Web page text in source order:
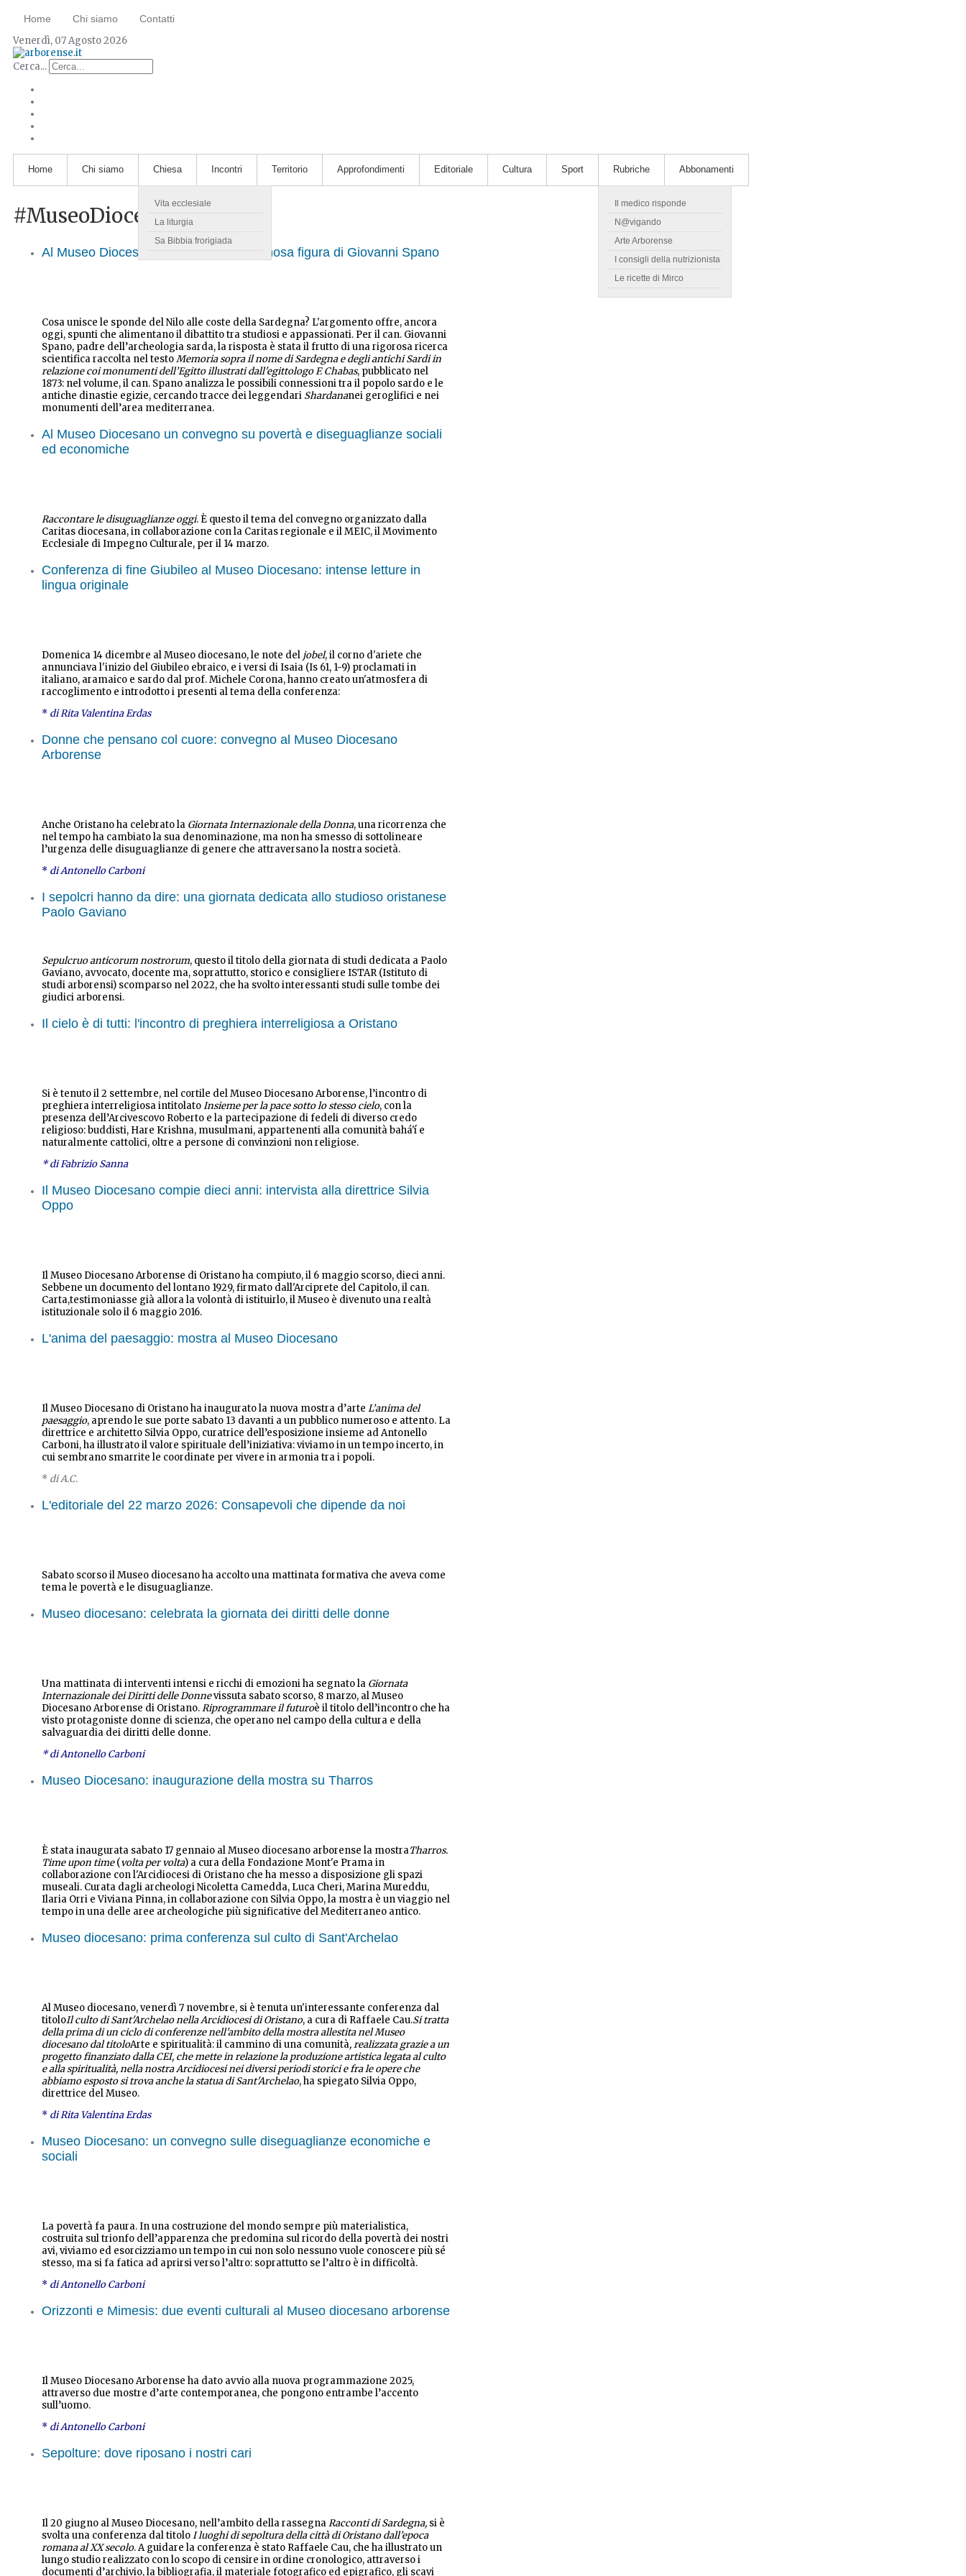
Home Chi siamo Contatti
Venerdì, 07 Agosto 2026
Cerca...
Home Chi siamo Chiesa
Vita ecclesiale
La liturgia
Sa Bibbia frorigiada
Incontri Territorio Approfondimenti Editoriale Cultura Sport Rubriche
Il medico risponde
N@vigando
Arte Arborense
I consigli della nutrizionista
Le ricette di Mirco
Abbonamenti
#MuseoDiocesano
Al Museo Diocesano presentata la luminosa figura di Giovanni Spano
Cosa unisce le sponde del Nilo alle coste della Sardegna? L'argomento offre, ancora
oggi, spunti che alimentano il dibattito tra studiosi e appassionati. Per il can. Giovanni
Spano, padre dell’archeologia sarda, la risposta è stata il frutto di una rigorosa ricerca
scientifica raccolta nel testoMemoria sopra il nome di Sardegna e degli antichi Sardi in
relazione coi monumenti dell’Egitto illustrati dall'egittologo F. Chabas, pubblicato nel
1873: nel volume, il can. Spano analizza le possibili connessioni tra il popolo sardo e le
antiche dinastie egizie, cercando tracce dei leggendari Shardananei geroglifici e nei
monumenti dell’area mediterranea.
Al Museo Diocesano un convegno su povertà e diseguaglianze sociali
ed economiche
Raccontare le disuguaglianze oggi. È questo il tema del convegno organizzato dalla
Caritas diocesana, in collaborazione con la Caritas regionale e il MEIC, il Movimento
Ecclesiale di Impegno Culturale, per il 14 marzo.
Conferenza di fine Giubileo al Museo Diocesano: intense letture in
lingua originale
Domenica 14 dicembre al Museo diocesano, le note del jobel, il corno d'ariete che
annunciava l'inizio del Giubileo ebraico, e i versi di Isaia (Is 61, 1-9) proclamati in
italiano, aramaico e sardo dal prof. Michele Corona, hanno creato un'atmosfera di
raccoglimento e introdotto i presenti al tema della conferenza:
* di Rita Valentina Erdas
Donne che pensano col cuore: convegno al Museo Diocesano
Arborense
Anche Oristano ha celebrato la Giornata Internazionale della Donna, una ricorrenza che
nel tempo ha cambiato la sua denominazione, ma non ha smesso di sottolineare
l’urgenza delle disuguaglianze di genere che attraversano la nostra società.
* di Antonello Carboni
I sepolcri hanno da dire: una giornata dedicata allo studioso oristanese
Paolo Gaviano
Sepulcruo anticorum nostrorum, questo il titolo della giornata di studi dedicata a Paolo
Gaviano, avvocato, docente ma, soprattutto, storico e consigliere ISTAR (Istituto di
studi arborensi) scomparso nel 2022, che ha svolto interessanti studi sulle tombe dei
giudici arborensi.
Il cielo è di tutti: l'incontro di preghiera interreligiosa a Oristano
Si è tenuto il 2 settembre, nel cortile del Museo Diocesano Arborense, l’incontro di
preghiera interreligiosa intitolatoInsieme per la pace sotto lo stesso cielo, con la
presenza dell’Arcivescovo Roberto e la partecipazione di fedeli di diverso credo
religioso: buddisti, Hare Krishna, musulmani, appartenenti alla comunità bahá'í e
naturalmente cattolici, oltre a persone di convinzioni non religiose.
* di Fabrizio Sanna
Il Museo Diocesano compie dieci anni: intervista alla direttrice Silvia
Oppo
Il Museo Diocesano Arborense di Oristano ha compiuto, il 6 maggio scorso, dieci anni.
Sebbene un documento del lontano 1929, firmato dall'Arciprete del Capitolo, il can.
Carta,testimoniasse già allora la volontà di istituirlo, il Museo è divenuto una realtà
istituzionale solo il 6 maggio 2016.
L'anima del paesaggio: mostra al Museo Diocesano
Il Museo Diocesano di Oristano ha inaugurato la nuova mostra d’arte L’anima del
paesaggio, aprendo le sue porte sabato 13 davanti a un pubblico numeroso e attento. La
direttrice e architetto Silvia Oppo, curatrice dell’esposizione insieme ad Antonello
Carboni, ha illustrato il valore spirituale dell’iniziativa: viviamo in un tempo incerto, in
cui sembrano smarrite le coordinate per vivere in armonia tra i popoli.
* di A.C.
L'editoriale del 22 marzo 2026: Consapevoli che dipende da noi
Sabato scorso il Museo diocesano ha accolto una mattinata formativa che aveva come
tema le povertà e le disuguaglianze.
Museo diocesano: celebrata la giornata dei diritti delle donne
Una mattinata di interventi intensi e ricchi di emozioni ha segnato la Giornata
Internazionale dei Diritti delle Donnevissuta sabato scorso, 8 marzo, al Museo
Diocesano Arborense di Oristano.Riprogrammare il futuroè il titolo dell’incontro che ha
visto protagoniste donne di scienza, che operano nel campo della cultura e della
salvaguardia dei diritti delle donne.
* di Antonello Carboni
Museo Diocesano: inaugurazione della mostra su Tharros
È stata inaugurata sabato 17 gennaio al Museo diocesano arborense la mostraTharros.
Time upon time(volta per volta) a cura della Fondazione Mont'e Prama in
collaborazione con l'Arcidiocesi di Oristano che ha messo a disposizione gli spazi
museali. Curata dagli archeologi Nicoletta Camedda, Luca Cheri, Marina Mureddu,
Ilaria Orri e Viviana Pinna, in collaborazione con Silvia Oppo, la mostra è un viaggio nel
tempo in una delle aree archeologiche più significative del Mediterraneo antico.
Museo diocesano: prima conferenza sul culto di Sant'Archelao
Al Museo diocesano, venerdì 7 novembre, si è tenuta un'interessante conferenza dal
titoloIl culto di Sant'Archelao nella Arcidiocesi di Oristano, a cura di Raffaele Cau.Si tratta
della prima di un ciclo di conferenze nell'ambito della mostra allestita nel Museo
diocesano dal titoloArte e spiritualità: il cammino di una comunità, realizzata grazie a un
progetto finanziato dalla CEI, che mette in relazione la produzione artistica legata al culto
e alla spiritualità, nella nostra Arcidiocesi nei diversi periodi storici e fra le opere che
abbiamo esposto si trova anche la statua di Sant'Archelao, ha spiegato Silvia Oppo,
direttrice del Museo.
* di Rita Valentina Erdas
Museo Diocesano: un convegno sulle diseguaglianze economiche e
sociali
La povertà fa paura. In una costruzione del mondo sempre più materialistica,
costruita sul trionfo dell’apparenza che predomina sul ricordo della povertà dei nostri
avi, viviamo ed esorcizziamo un tempo in cui non solo nessuno vuole conoscere più sé
stesso, ma si fa fatica ad aprirsi verso l’altro: soprattutto se l’altro è in difficoltà.
* di Antonello Carboni
Orizzonti e Mimesis: due eventi culturali al Museo diocesano arborense
Il Museo Diocesano Arborense ha dato avvio alla nuova programmazione 2025,
attraverso due mostre d’arte contemporanea, che pongono entrambe l’accento
sull’uomo.
* di Antonello Carboni
Sepolture: dove riposano i nostri cari
Il 20 giugno al Museo Diocesano, nell’ambito della rassegnaRacconti di Sardegna, si è
svolta una conferenza dal titoloI luoghi di sepoltura della città di Oristano dall’epoca
romana al XX secolo. A guidare la conferenza è stato Raffaele Cau, che ha illustrato un
lungo studio realizzato con lo scopo di censire in ordine cronologico, attraverso i
documenti d’archivio, la bibliografia, il materiale fotografico ed epigrafico, gli scavi